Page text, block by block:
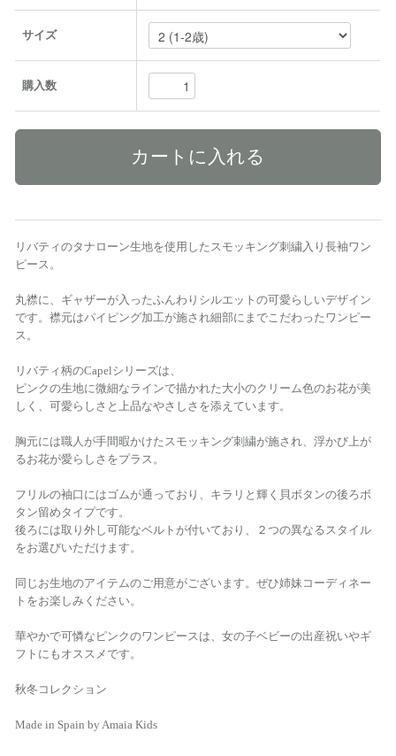
サイズ
購入数
リバティのタナローン生地を使用したスモッキング刺繍入り長袖ワン
ピース。
丸襟に、ギャザーが入ったふんわりシルエットの可愛らしいデザイン
です。襟元はパイピング加工が施され細部にまでこだわったワンピー
ス。
リバティ柄のCapelシリーズは、
ピンクの生地に微細なラインで描かれた大小のクリーム色のお花が美
しく、可愛らしさと上品なやさしさを添えています。
胸元には職人が手間暇かけたスモッキング刺繍が施され、浮かび上が
るお花が愛らしさをプラス。
フリルの袖口にはゴムが通っており、キラリと輝く貝ボタンの後ろボ
タン留めタイプです。
後ろには取り外し可能なベルトが付いており、２つの異なるスタイル
をお選びいただけます。
同じお生地のアイテムのご用意がございます。ぜひ姉妹コーディネー
トをお楽しみください。
華やかで可憐なピンクのワンピースは、女の子ベビーの出産祝いやギ
フトにもオススメです。
秋冬コレクション
Made in Spain by Amaia Kids